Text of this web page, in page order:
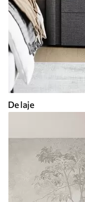
De laje